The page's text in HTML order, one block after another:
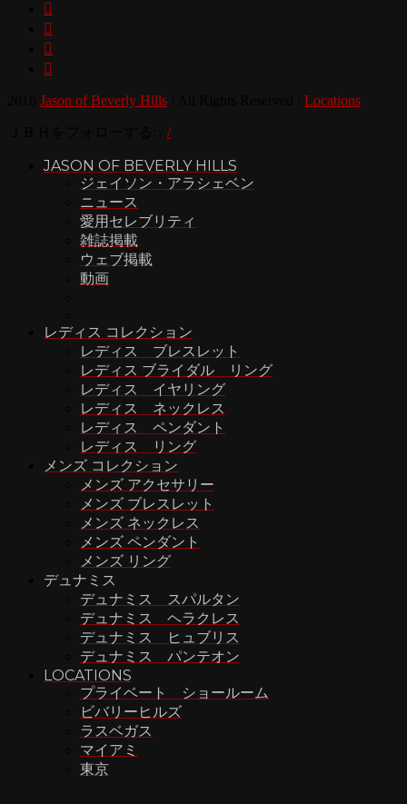




Jason of Beverly Hills Locations
/
JASON OF BEVERLY HILLS
ジェイソン・アラシェベン
ニュース
愛用セレブリティ
雑誌掲載
ウェブ掲載
動画
レディス コレクション
レディス ブレスレット
レディス ブライダル リング
レディス イヤリング
レディス ネックレス
レディス ペンダント
レディス リング
メンズ コレクション
メンズ アクセサリー
メンズ ブレスレット
メンズ ネックレス
メンズ ペンダント
メンズ リング
デュナミス
デュナミス スパルタン
デュナミス ヘラクレス
デュナミス ヒュブリス
デュナミス パンテオン
LOCATIONS
プライベート ショールーム
ビバリーヒルズ
ラスベガス
マイアミ
東京